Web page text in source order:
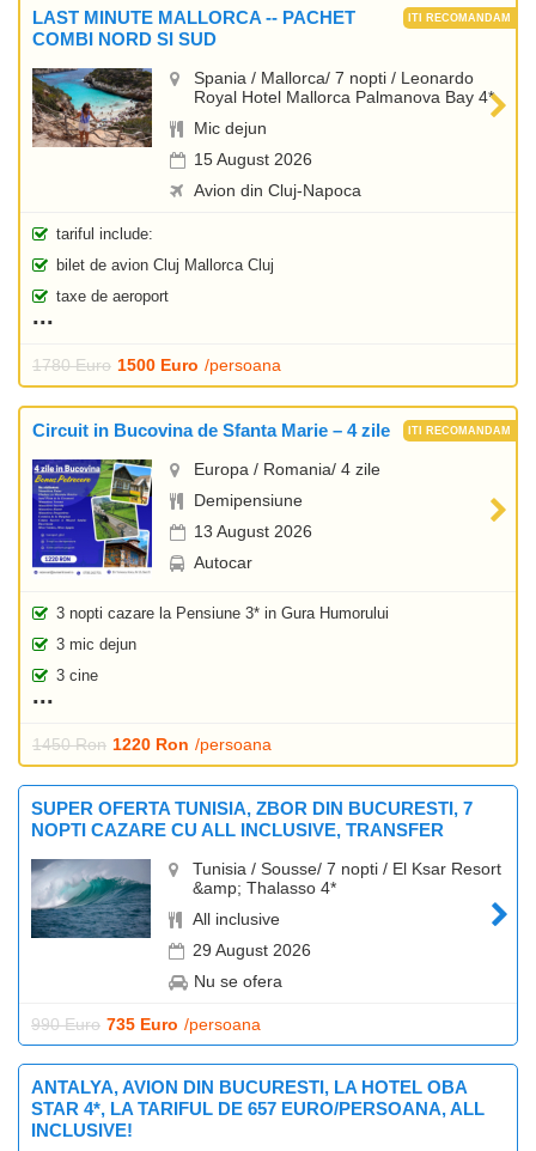
LAST MINUTE MALLORCA -- PACHET
COMBI NORD SI SUD
Spania / Mallorca/ 7 nopti / Leonardo
Royal Hotel Mallorca Palmanova Bay 4*
Mic dejun
15 August 2026
Avion din Cluj-Napoca
tariful include:
bilet de avion Cluj Mallorca Cluj
taxe de aeroport
1780 Euro 1500 Euro /persoana
Circuit in Bucovina de Sfanta Marie – 4 zile
Europa / Romania/ 4 zile
Demipensiune
13 August 2026
Autocar
3 nopti cazare la Pensiune 3* in Gura Humorului
3 mic dejun
3 cine
1450 Ron 1220 Ron /persoana
SUPER OFERTA TUNISIA, ZBOR DIN BUCURESTI, 7
NOPTI CAZARE CU ALL INCLUSIVE, TRANSFER
Tunisia / Sousse/ 7 nopti / El Ksar Resort
&amp; Thalasso 4*
All inclusive
29 August 2026
Nu se ofera
990 Euro 735 Euro /persoana
ANTALYA, AVION DIN BUCURESTI, LA HOTEL OBA
STAR 4*, LA TARIFUL DE 657 EURO/PERSOANA, ALL
INCLUSIVE!